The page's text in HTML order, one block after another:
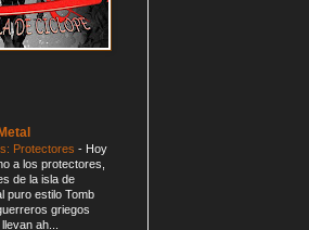
Protectores - Hoy
a los protectores,
de la isla de
puro estilo Tomb
griegos
ah...